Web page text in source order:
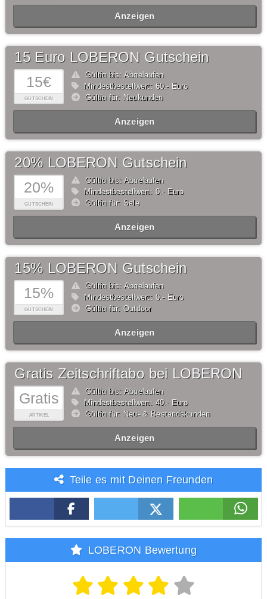
Anzeigen
15€
GUTSCHEIN
15 Euro LOBERON Gutschein
Gültig bis: Abgelaufen
Mindestbestellwert: 60,- Euro
Gültig für: Neukunden
Anzeigen
20%
GUTSCHEIN
20% LOBERON Gutschein
Gültig bis: Abgelaufen
Mindestbestellwert: 0,- Euro
Gültig für: Sale
Anzeigen
15%
GUTSCHEIN
15% LOBERON Gutschein
Gültig bis: Abgelaufen
Mindestbestellwert: 0,- Euro
Gültig für: Outdoor
Anzeigen
Gratis
ARTIKEL
Gratis Zeitschriftabo bei LOBERON
Gültig bis: Abgelaufen
Mindestbestellwert: 40,- Euro
Gültig für: Neu- & Bestandskunden
Anzeigen
Teile es mit Deinen Freunden
LOBERON Bewertung